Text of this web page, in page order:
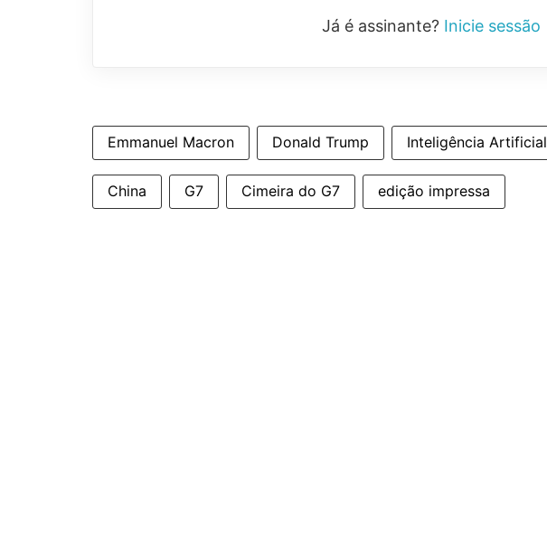
Já é assinante? Inicie sessão
Emmanuel Macron Donald Trump Inteligência Artificial
China G7 Cimeira do G7 edição impressa